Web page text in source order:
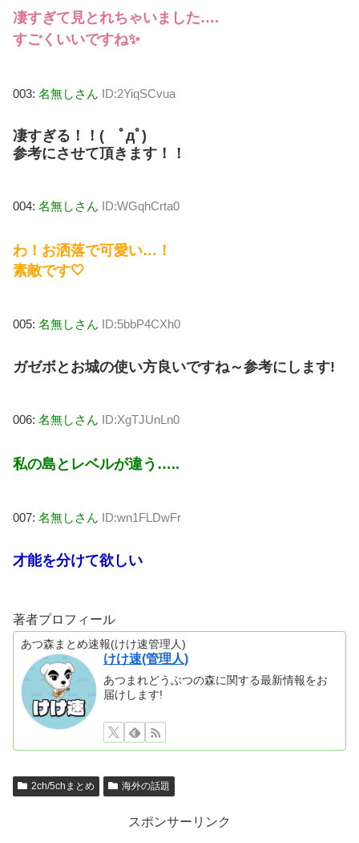
凄すぎて見とれちゃいました….
すごくいいですね✨
003: 名無しさん ID:2YiqSCvua
凄すぎる！！( ﾟдﾟ)
参考にさせて頂きます！！
004: 名無しさん ID:WGqhCrta0
わ！お洒落で可愛い…！
素敵です🤍
005: 名無しさん ID:5bbP4CXh0
ガゼボとお城の使い方良いですね～参考にします!
006: 名無しさん ID:XgTJUnLn0
私の島とレベルが違う…..
007: 名無しさん ID:wn1FLDwFr
才能を分けて欲しい
著者プロフィール
あつ森まとめ速報(けけ速管理人)
けけ速(管理人)
あつまれどうぶつの森に関する最新情報をお
届けします!
2ch/5chまとめ 海外の話題
スポンサーリンク